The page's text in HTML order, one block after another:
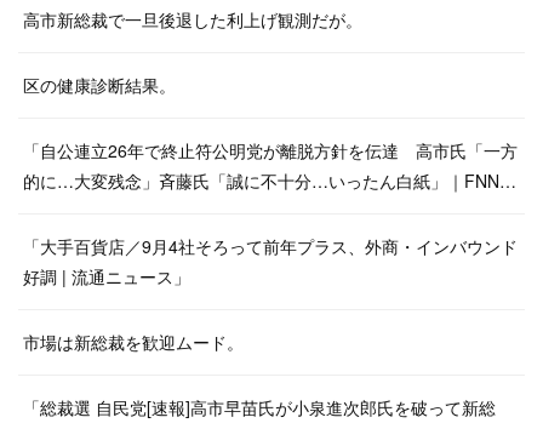
高市新総裁で一旦後退した利上げ観測だが。
区の健康診断結果。
「自公連立26年で終止符公明党が離脱方針を伝達 高市氏「一方
的に…大変残念」斉藤氏「誠に不十分…いったん白紙」｜FNN…
「大手百貨店／9月4社そろって前年プラス、外商・インバウンド
好調 | 流通ニュース」
市場は新総裁を歓迎ムード。
「総裁選 自民党[速報]高市早苗氏が小泉進次郎氏を破って新総